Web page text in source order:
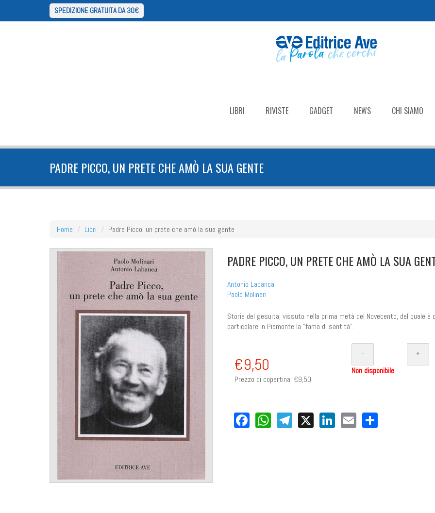
SPEDIZIONE GRATUITA DA 30€
LIBRI RIVISTE GADGET NEWS CHI SIAMO
PADRE PICCO, UN PRETE CHE AMÒ LA SUA GENTE
Home Libri Padre Picco, un prete che amò la sua gente
PADRE PICCO, UN PRETE CHE AMÒ LA SUA
Antonio Labanca
Paolo Molinari
Storia del gesuita, vissuto nella prima metà del Novecento, del quale è
particolare in Piemonte la "fama di santità".
€9,50
Prezzo di copertina: €9,50
Non disponibile
Facebook
WhatsApp
Telegram
X LinkedIn
EmailShare